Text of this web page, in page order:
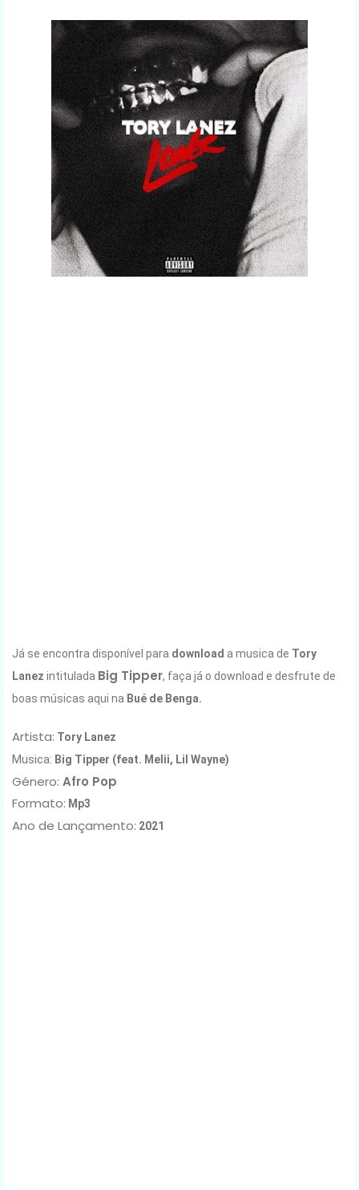
Já se encontra disponível para download a musica de Tory
Lanez intitulada Big Tipper, faça já o download e desfrute de
boas músicas aqui na Bué de Benga.
Artista: Tory Lanez
Musica: Big Tipper (feat. Melii, Lil Wayne)
Género: Afro Pop
Formato: Mp3
Ano de Lançamento: 2021